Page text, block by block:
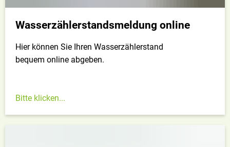
Wasserzählerstandsmeldung online
Hier können Sie Ihren Wasserzählerstand
bequem online abgeben.
Bitte klicken...